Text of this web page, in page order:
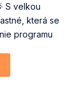
S velkou
která se
programu